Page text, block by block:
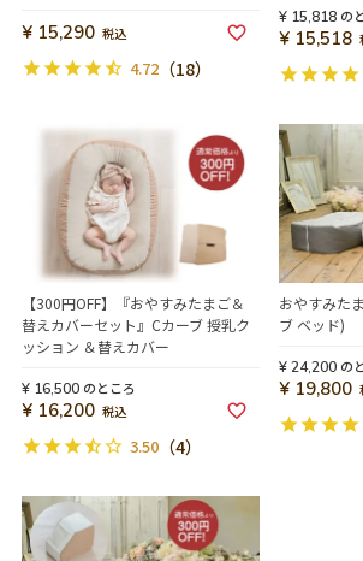
¥ 15,290 税込
4.72（18）
¥ 15,818 の
¥ 15,518
【300円OFF】『おやすみたまご＆
替えカバーセット』Cカーブ 授乳ク
ッション ＆替えカバー
¥ 16,500 のところ
¥ 16,200 税込
3.50（4）
おやすみた
ブ ベッド)
¥ 24,200 の
¥ 19,800